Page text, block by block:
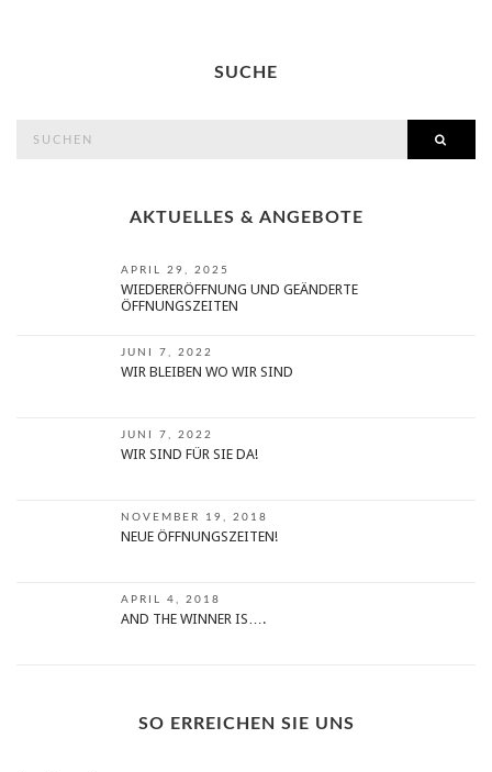
SUCHE
AKTUELLES & ANGEBOTE
APRIL 29, 2025
WIEDERERÖFFNUNG UND GEÄNDERTE
ÖFFNUNGSZEITEN
JUNI 7, 2022
WIR BLEIBEN WO WIR SIND
JUNI 7, 2022
WIR SIND FÜR SIE DA!
NOVEMBER 19, 2018
NEUE ÖFFNUNGSZEITEN!
APRIL 4, 2018
AND THE WINNER IS….
SO ERREICHEN SIE UNS